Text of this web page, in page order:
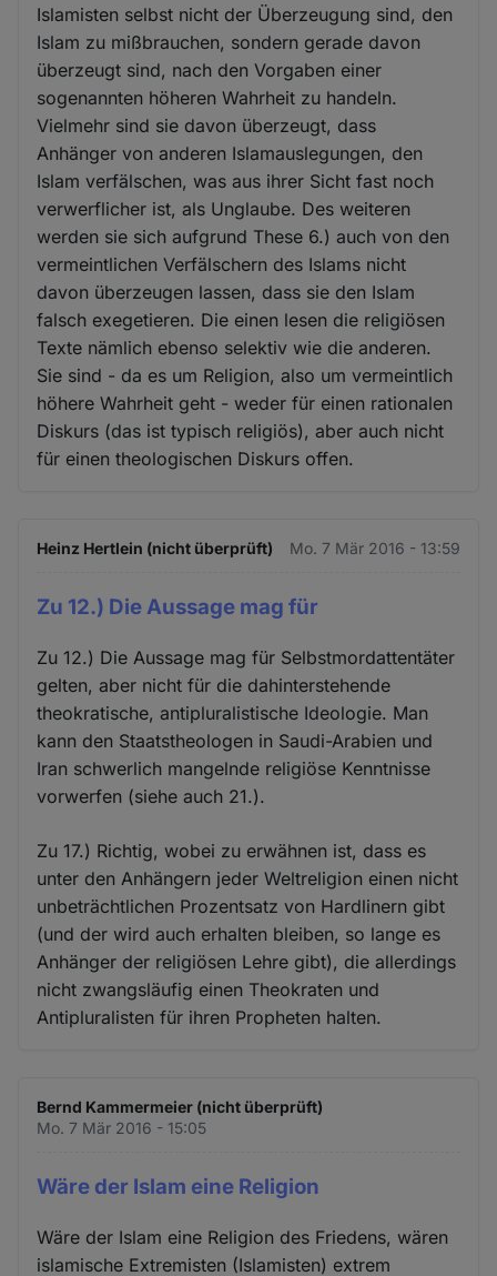
Islamisten selbst nicht der Überzeugung sind, den
Islam zu mißbrauchen, sondern gerade davon
überzeugt sind, nach den Vorgaben einer
sogenannten höheren Wahrheit zu handeln.
Vielmehr sind sie davon überzeugt, dass
Anhänger von anderen Islamauslegungen, den
Islam verfälschen, was aus ihrer Sicht fast noch
verwerflicher ist, als Unglaube. Des weiteren
werden sie sich aufgrund These 6.) auch von den
vermeintlichen Verfälschern des Islams nicht
davon überzeugen lassen, dass sie den Islam
falsch exegetieren. Die einen lesen die religiösen
Texte nämlich ebenso selektiv wie die anderen.
Sie sind - da es um Religion, also um vermeintlich
höhere Wahrheit geht - weder für einen rationalen
Diskurs (das ist typisch religiös), aber auch nicht
für einen theologischen Diskurs offen.
Heinz Hertlein (nicht überprüft) Mo. 7 Mär 2016 - 13:59
Zu 12.) Die Aussage mag für
Zu 12.) Die Aussage mag für Selbstmordattentäter
gelten, aber nicht für die dahinterstehende
theokratische, antipluralistische Ideologie. Man
kann den Staatstheologen in Saudi-Arabien und
Iran schwerlich mangelnde religiöse Kenntnisse
vorwerfen (siehe auch 21.).
Zu 17.) Richtig, wobei zu erwähnen ist, dass es
unter den Anhängern jeder Weltreligion einen nicht
unbeträchtlichen Prozentsatz von Hardlinern gibt
(und der wird auch erhalten bleiben, so lange es
Anhänger der religiösen Lehre gibt), die allerdings
nicht zwangsläufig einen Theokraten und
Antipluralisten für ihren Propheten halten.
Bernd Kammermeier (nicht überprüft)
Mo. 7 Mär 2016 - 15:05
Wäre der Islam eine Religion
Wäre der Islam eine Religion des Friedens, wären
islamische Extremisten (Islamisten) extrem